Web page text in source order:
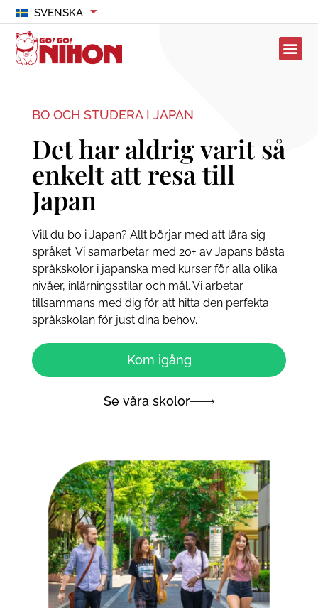
SVENSKA
BO OCH STUDERA I JAPAN
Det har aldrig varit så
enkelt att resa till
Japan
Vill du bo i Japan? Allt börjar med att lära sig
språket. Vi samarbetar med 20+ av Japans bästa
språkskolor i japanska med kurser för alla olika
nivåer, inlärningsstilar och mål. Vi arbetar
tillsammans med dig för att hitta den perfekta
språkskolan för just dina behov.
Kom igång
Se våra skolor